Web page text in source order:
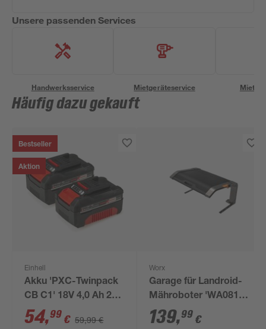
Unsere passenden Services
Handwerksservice Mietgeräteservice
Häufig dazu gekauft
Bestseller
Aktion
Einhell
Akku 'PXC-Twinpack
CB C1' 18V 4,0 Ah 2
Stück
54,99 € 59,99 €
Worx
Garage für Landroid-
Mähroboter 'WA0810'
schwarz
139,99 €